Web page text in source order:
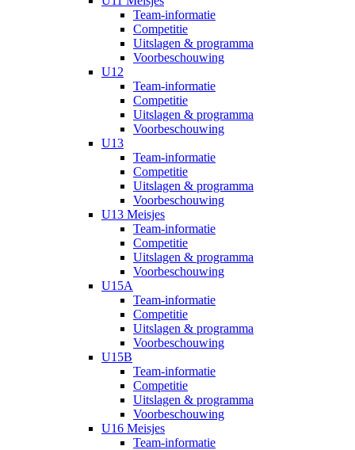
Team-informatie
Competitie
Uitslagen & programma
Voorbeschouwing
U12
Team-informatie
Competitie
Uitslagen & programma
Voorbeschouwing
U13
Team-informatie
Competitie
Uitslagen & programma
Voorbeschouwing
U13 Meisjes
Team-informatie
Competitie
Uitslagen & programma
Voorbeschouwing
U15A
Team-informatie
Competitie
Uitslagen & programma
Voorbeschouwing
U15B
Team-informatie
Competitie
Uitslagen & programma
Voorbeschouwing
U16 Meisjes
Team-informatie